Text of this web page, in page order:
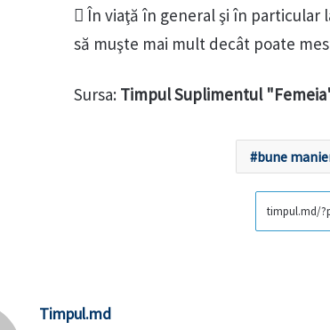
 În viaţă în general şi în particular
să muşte mai mult decât poate
Sursa: Timpul Suplimentul
bune
Timpul.md